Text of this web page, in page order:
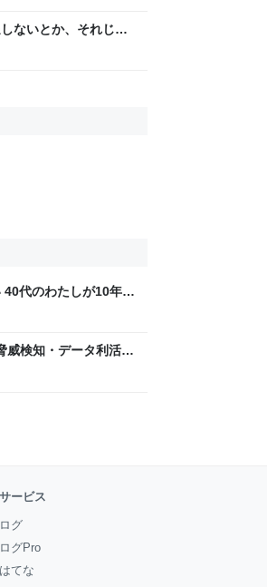
ないとか、それじゃ
いですか」と捨て台
代のわたしが10年後
検知・データ利活用
ービス
グ
グPro
てな